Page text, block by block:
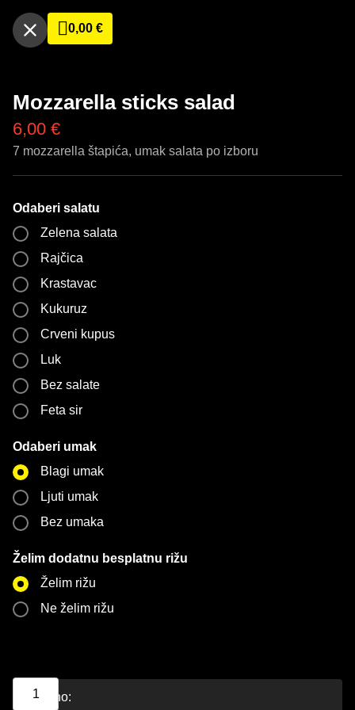
0,00 €
Mozzarella sticks salad
6,00 €
7 mozzarella štapića, umak salata po izboru
Odaberi salatu
Zelena salata
Rajčica
Krastavac
Kukuruz
Crveni kupus
Luk
Bez salate
Feta sir
Odaberi umak
Blagi umak
Ljuti umak
Bez umaka
Želim dodatnu besplatnu rižu
Želim rižu
Ne želim rižu
Ukupno: